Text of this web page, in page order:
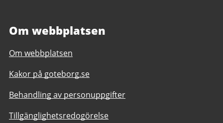
Om webbplatsen
Om webbplatsen
Kakor på goteborg.se
Behandling av personuppgifter
Tillgänglighetsredogörelse